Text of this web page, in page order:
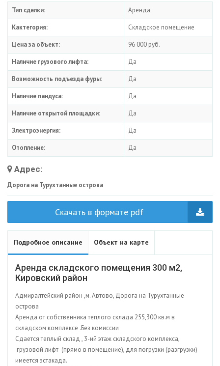
Тип сделки: Аренда
Кактегория: Складское помещение
Цена за объект: 96 000 руб.
Наличие грузового лифта: Да
Возможность подъезда фуры: Да
Наличие пандуса: Да
Наличие открытой площадки: Да
Электроэнергия: Да
Отопление: Да
Адрес:
Дорога на Турухтанные острова
Скачать в формате pdf
Подробное описание Объект на карте
Аренда складского помещения 300 м2,
Кировский район
Адмиралтейский район ,м. Автово, Дорога на Турухтанные
острова
Аренда от собственника теплого склада 255,300 кв.м в
складском комплексе .Без комиссии
Сдается теплый склад , 3-ий этаж складского комплекса,
грузовой лифт (прямо в помещение), для погрузки (разгрузки)
имеется эстакада.